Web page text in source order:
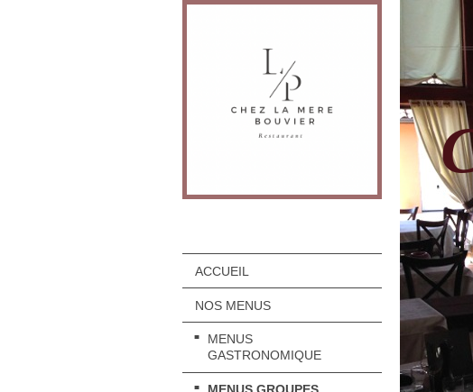
ACCUEIL
NOS MENUS
MENUS
GASTRONOMIQUE